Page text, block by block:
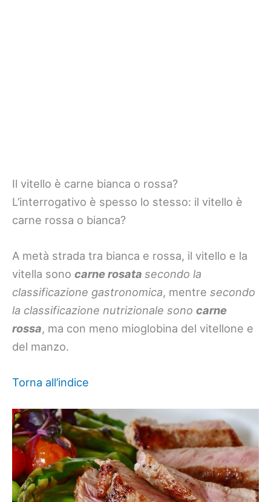
Il vitello è carne bianca o rossa?
L’interrogativo è spesso lo stesso: il vitello è
carne rossa o bianca?
A metà strada tra bianca e rossa, il vitello e la
vitella sono carne rosata secondo la
classificazione gastronomica, mentre secondo
la classificazione nutrizionale sono carne
rossa, ma con meno mioglobina del vitellone e
del manzo.
Torna all’indice